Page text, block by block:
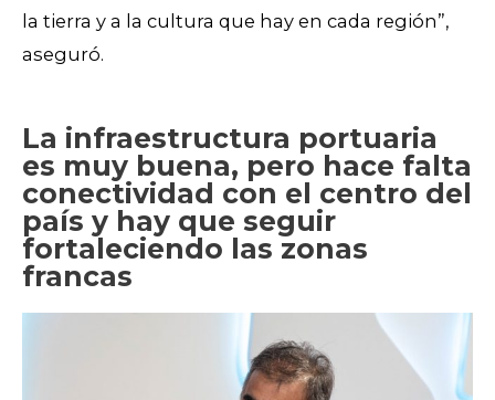
la tierra y a la cultura que hay en cada región”,
aseguró.
La infraestructura portuaria
es muy buena, pero hace falta
conectividad con el centro del
país y hay que seguir
fortaleciendo las zonas
francas